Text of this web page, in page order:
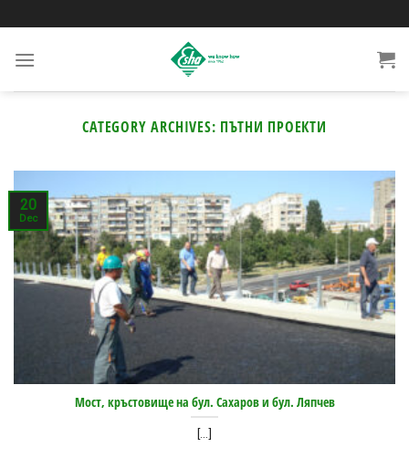
to
content
CATEGORY ARCHIVES: ПЪТНИ ПРОЕКТИ
Мост, кръстовище на бул. Сахаров и бул. Ляпчев
[...]
20
Dec